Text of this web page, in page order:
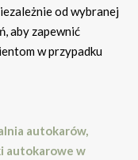
od wybranej
aby zapewnić
w przypadku
autokarów,
autokarowe w